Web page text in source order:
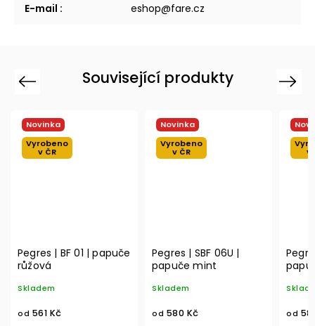
E-mail : eshop@fare.cz
Související produkty
Previous
Novinka
Vyrobeno
v ČR
Pegres | BF 01 | papuče
růžová
Skladem
od 561 Kč
Novinka
Vyrobeno
v ČR
Pegres | SBF 06U |
papuče mint
Skladem
od 580 Kč
v
od
Next